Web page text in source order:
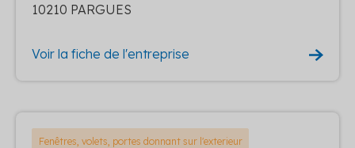
10210 PARGUES
Voir la fiche de l'entreprise
Fenêtres, volets, portes donnant sur l'exterieur